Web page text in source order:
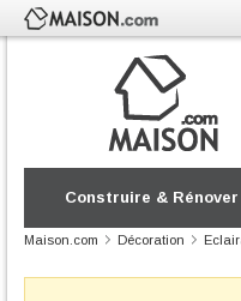
Construire & Rénover
Maison.com Décoration